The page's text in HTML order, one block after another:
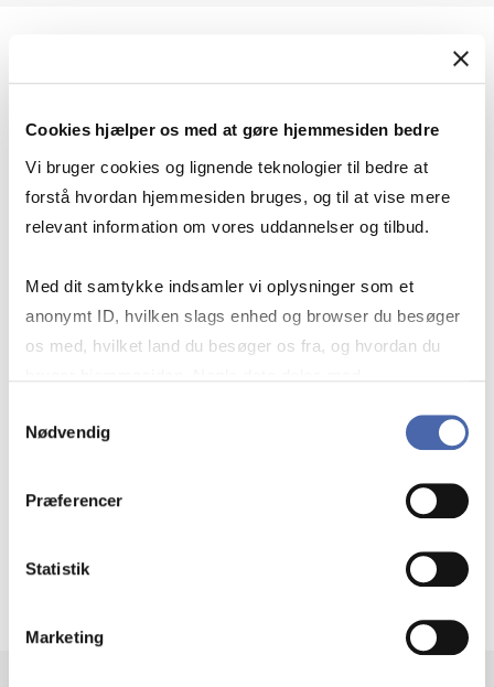
Cookies hjælper os med at gøre hjemmesiden bedre
Vi bruger cookies og lignende teknologier til bedre at
forstå hvordan hjemmesiden bruges, og til at vise mere
relevant information om vores uddannelser og tilbud.
Med dit samtykke indsamler vi oplysninger som et
anonymt ID, hvilken slags enhed og browser du besøger
os med, hvilket land du besøger os fra, og hvordan du
markedsføring. Du bestemmer selv - og kan altid trække
Nødvendig
Præferencer
Statistik
Marketing
Geopolitik og businesssikkerhed
navigerer man som virksomhed?
Krigen i Ukraine